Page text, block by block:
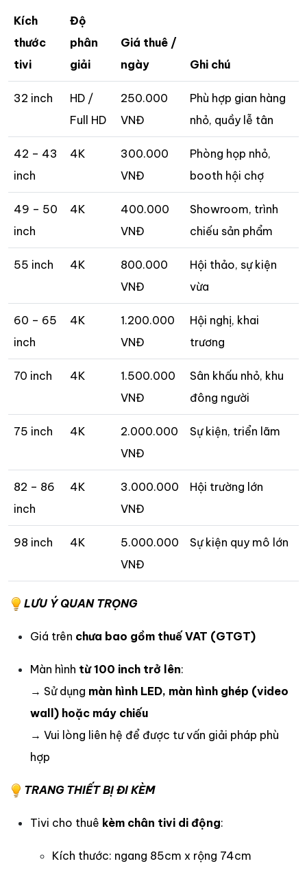
Kích
thước
tivi
Độ
phân
giải
Giá thuê /
ngày
Ghi chú
32 inch
HD /
Full HD
250.000
VNĐ
Phù hợp gian hàng
nhỏ, quầy lễ tân
42 – 43
inch
4K
300.000
VNĐ
Phòng họp nhỏ,
booth hội chợ
49 – 50
inch
4K
400.000
VNĐ
Showroom, trình
chiếu sản phẩm
55 inch 4K
800.000
VNĐ
Hội thảo, sự kiện
vừa
60 – 65
inch
4K
1.200.000
VNĐ
Hội nghị, khai
trương
70 inch 4K
1.500.000
VNĐ
Sân khấu nhỏ, khu
đông người
75 inch 4K
2.000.000
VNĐ
Sự kiện, triển lãm
82 – 86
inch
4K
3.000.000
VNĐ
Hội trường lớn
98 inch 4K
5.000.000
VNĐ
Sự kiện quy mô lớn
LƯU Ý QUAN TRỌNG
Giá trên chưa bao gồm thuế VAT (GTGT)
Màn hình từ 100 inch trở lên:
→ Sử dụng màn hình LED, màn hình ghép (video
wall) hoặc máy chiếu
→ Vui lòng liên hệ để được tư vấn giải pháp phù
hợp
TRANG THIẾT BỊ ĐI KÈM
Tivi cho thuê kèm chân tivi di động:
Kích thước: ngang 85cm x rộng 74cm